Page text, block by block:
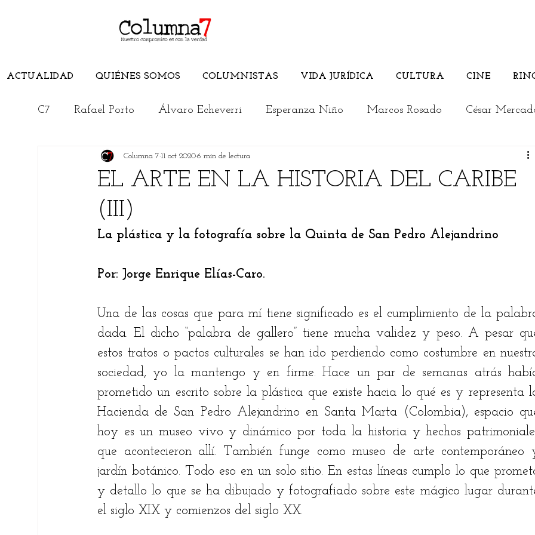
ACTUALIDAD QUIÉNES SOMOS COLUMNISTAS VIDA JURÍDICA CULTURA CINE
C7 Rafael Porto Álvaro Echeverri Esperanza Niño Marcos Rosado César
Edwuin Agudelo Edimer Latorre
Jorge Elías Caro
Bernardo Carreño Gómez Ricardo Andrés Manrique Odilón Adán Robles Hugo
Ariel Alberto Quiroga
EL ARTE EN LA HISTORIA DEL CARIBE
(III)
Columna 7 11 oct 20206 min de lectura
La plástica y la fotografía sobre la Quinta de San Pedro Alejandrino
Por: Jorge Enrique Elías-Caro.
Una de las cosas que para mí tiene significado es el cumplimiento de la
dada. El dicho “palabra de gallero” tiene mucha validez y peso. A pesar
estos tratos o pactos culturales se han ido perdiendo como costumbre en
sociedad, yo la mantengo y en firme. Hace un par de semanas atrás
prometido un escrito sobre la plástica que existe hacia lo qué es y representa
Hacienda de San Pedro Alejandrino en Santa Marta (Colombia), espacio
hoy es un museo vivo y dinámico por toda la historia y hechos
que acontecieron allí. También funge como museo de arte contemporáneo
jardín botánico. Todo eso en un solo sitio. En estas líneas cumplo lo que
y detallo lo que se ha dibujado y fotografiado sobre este mágico lugar
el siglo XIX y comienzos del siglo XX.